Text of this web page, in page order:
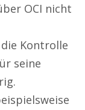
OCI nicht
Kontrolle
seine